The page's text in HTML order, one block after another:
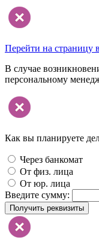
Перейти на страницу
В случае
персональному
Как вы планируете
Через банкомат
От физ. лица
От юр. лица
Введите сумму:
Получить реквизиты